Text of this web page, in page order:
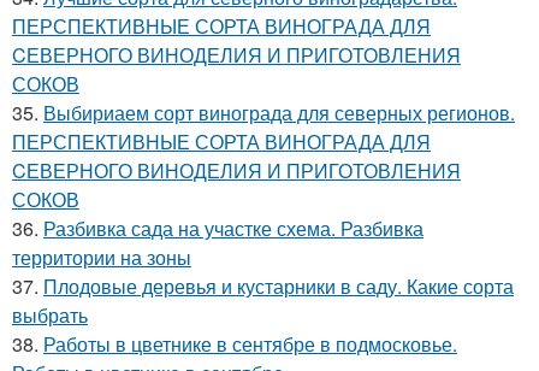
ПЕРСПЕКТИВНЫЕ СОРТА ВИНОГРАДА ДЛЯ
CЕВЕРНОГО ВИНОДЕЛИЯ И ПРИГОТОВЛЕНИЯ
СОКОВ
35. Выбириаем сорт винограда для северных регионов.
ПЕРСПЕКТИВНЫЕ СОРТА ВИНОГРАДА ДЛЯ
CЕВЕРНОГО ВИНОДЕЛИЯ И ПРИГОТОВЛЕНИЯ
СОКОВ
36. Разбивка сада на участке схема. Разбивка
территории на зоны
37. Плодовые деревья и кустарники в саду. Какие сорта
выбрать
38. Работы в цветнике в сентябре в подмосковье.